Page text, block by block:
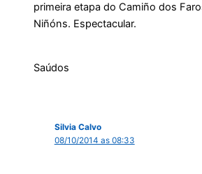
primeira etapa do Camiño dos
Niñóns. Espectacular.
Saúdos
Silvia Calvo
08/10/2014 as 08:33